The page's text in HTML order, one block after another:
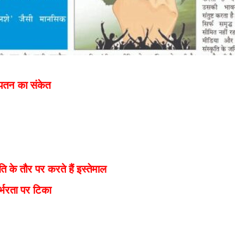
का संकेत
के तौर पर करते हैं इस्तेमाल
पर टिका